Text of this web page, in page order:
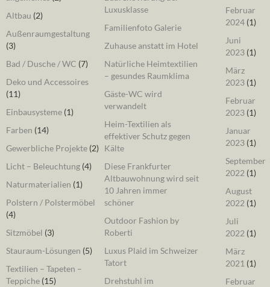
Altbau (2)
Außenraumgestaltung
(3)
Bad / Dusche / WC (7)
Deko und Accessoires
(11)
Einbausysteme (1)
Farben (14)
Gewerbliche Projekte (2)
Licht – Beleuchtung (4)
Naturmaterialien (1)
Polstern / Polstermöbel
(4)
Sitzmöbel (3)
Stauraum-Lösungen (5)
Textilien – Tapeten –
Teppiche (15)
Luxusklasse
Familienfoto Galerie
Zuhause anstatt im Hotel
Natürliche Heimtextilien
– gesundes Raumklima
Gäste-WC wird
verwandelt
Heim-Textilien als
effektiver Schutz gegen
Kälte
Diese Frankfurter
Altbauwohnung wird seit
10 Jahren immer
schöner
Outdoor Fashion by
Roberti
Luxus Plaid im Schweizer
Tatort
Drehstuhl im
Februar
2024(1)
Juni
2023(1)
März
2023(1)
Februar
2023(1)
Januar
2023(1)
September
2022 (1)
August
2022 (1)
Juli
2022 (1)
März
2021 (1)
Februar